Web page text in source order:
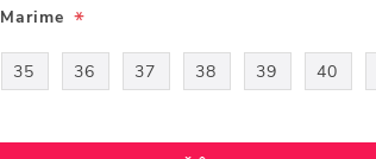
Marime *
35 36 37 38 39 40